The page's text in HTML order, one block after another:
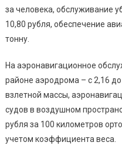
за человека, обслуживание
10,80 рубля, обеспечение
тонну.
На аэронавигационное
районе аэродрома – с 2,16
взлетной массы,
судов в воздушном
рубля за 100 километров
учетом коэффициента веса.